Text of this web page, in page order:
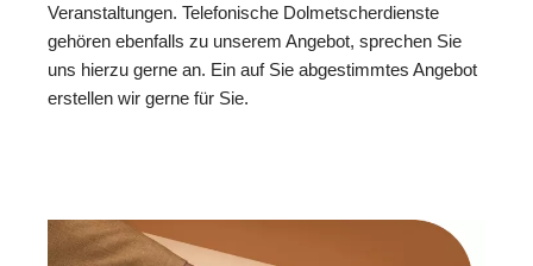
Veranstaltungen. Telefonische Dolmetscherdienste
gehören ebenfalls zu unserem Angebot, sprechen Sie
uns hierzu gerne an. Ein auf Sie abgestimmtes Angebot
erstellen wir gerne für Sie.